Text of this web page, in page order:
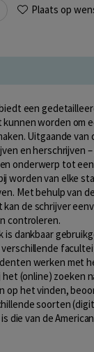
Plaats op
een
worden om
Uitgaande van
en herschrijven
onderwerp tot
worden van elke
Met behulp van
de schrijver
controleren.
is dankbaar
werken met
(online) zoeken
op het vinden,
soorten
die van de